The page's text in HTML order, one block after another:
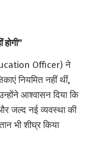
होगी”
Officer) ने
नियमित नहीं थीं,
आश्वासन दिया कि
जल्द नई व्यवस्था की
भी शीघ्र किया